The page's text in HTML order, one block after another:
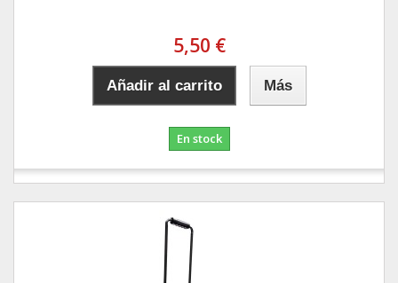
5,50 €
Añadir al carrito Más
En stock